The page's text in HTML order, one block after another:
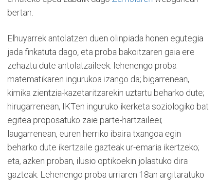
bertan.
Elhuyarrek antolatzen duen olinpiada honen egutegia
jada finkatuta dago, eta proba bakoitzaren gaia ere
zehaztu dute antolatzaileek: lehenengo proba
matematikaren ingurukoa izango da; bigarrenean,
kimika zientzia-kazetaritzarekin uztartu beharko dute;
hirugarrenean, IKTen inguruko ikerketa soziologiko bat
egitea proposatuko zaie parte-hartzaileei;
laugarrenean, euren herriko ibaira txangoa egin
beharko dute ikertzaile gazteak ur-emaria ikertzeko;
eta, azken proban, ilusio optikoekin jolastuko dira
gazteak. Lehenengo proba urriaren 18an argitaratuko